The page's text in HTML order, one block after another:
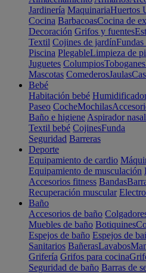
Jardinería MaquinariaHuertos
Cocina BarbacoasCocina de
Decoración Grifos y fuentes
Textil Cojines de jardín
Piscina PlegableLimpieza de
Juguetes ColumpiosToboganes
Mascotas ComederosJaulas
Bebé
Habitación bebé
Paseo CocheMochilas
Baño e higiene Aspirador nasal
Textil bebé CojinesFunda
Seguridad Barreras
Deporte
Equipamiento de cardio
Equipamiento de musculación
Accesorios fitness Bandas
Recuperación muscular
Baño
Accesorios de baño
Muebles de baño Botiquines
Espejos de baño Espejos de
Sanitarios BañerasLavabos
Grifería Grifos para cocina
Seguridad de baño Barras de